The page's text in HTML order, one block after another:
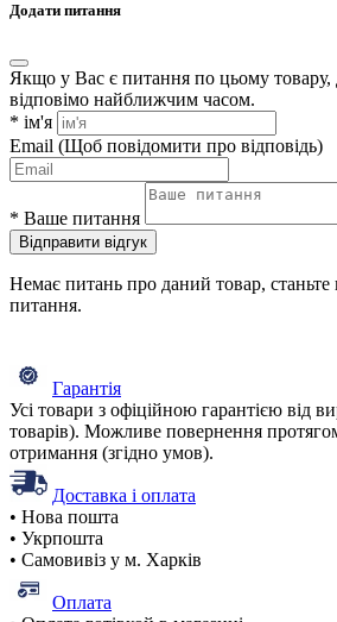
Додати питання
Якщо у Вас є питання по цьому товару,
відповімо найближчим часом.
* ім'я
Email (Щоб повідомити про відповідь)
* Ваше питання
Відправити відгук
Немає питань про даний товар, станьте
питання.
Гарантія
Усі товари з офіційною гарантією від
товарів). Можливе повернення
отримання (згідно умов).
Доставка і оплата
• Нова пошта
• Укрпошта
• Самовивіз у м. Харків
Оплата